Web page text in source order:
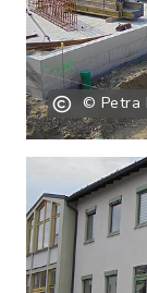
© Petra